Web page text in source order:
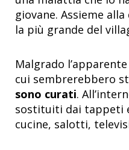
giovane. Assieme
la più grande del
Malgrado
cui sembrerebbero
sono curati.
sostituiti dai tappeti
cucine, salotti,